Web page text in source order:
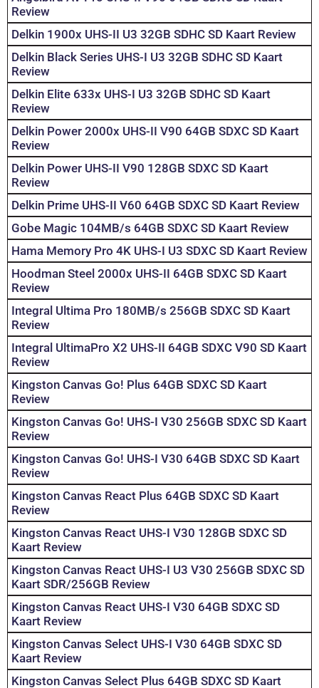
Review
Delkin 1900x UHS-II U3 32GB SDHC SD Kaart Review
Delkin Black Series UHS-I U3 32GB SDHC SD Kaart
Review
Delkin Elite 633x UHS-I U3 32GB SDHC SD Kaart
Review
Delkin Power 2000x UHS-II V90 64GB SDXC SD Kaart
Review
Delkin Power UHS-II V90 128GB SDXC SD Kaart
Review
Delkin Prime UHS-II V60 64GB SDXC SD Kaart Review
Gobe Magic 104MB/s 64GB SDXC SD Kaart Review
Hama Memory Pro 4K UHS-I U3 SDXC SD Kaart Review
Hoodman Steel 2000x UHS-II 64GB SDXC SD Kaart
Review
Integral Ultima Pro 180MB/s 256GB SDXC SD Kaart
Review
Integral UltimaPro X2 UHS-II 64GB SDXC V90 SD Kaart
Review
Kingston Canvas Go! Plus 64GB SDXC SD Kaart
Review
Kingston Canvas Go! UHS-I V30 256GB SDXC SD Kaart
Review
Kingston Canvas Go! UHS-I V30 64GB SDXC SD Kaart
Review
Kingston Canvas React Plus 64GB SDXC SD Kaart
Review
Kingston Canvas React UHS-I V30 128GB SDXC SD
Kaart Review
Kingston Canvas React UHS-I U3 V30 256GB SDXC SD
Kaart SDR/256GB Review
Kingston Canvas React UHS-I V30 64GB SDXC SD
Kaart Review
Kingston Canvas Select UHS-I V30 64GB SDXC SD
Kaart Review
Kingston Canvas Select Plus 64GB SDXC SD Kaart